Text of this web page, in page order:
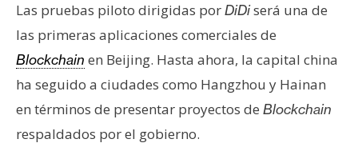
b
l
i
c
i
d
a
Las pruebas piloto dirigidas porDiDiserá una de
las primeras aplicaciones comerciales de
Blockchain en Beijing. Hasta ahora, la capital china
ha seguido a ciudades como Hangzhou y Hainan
en términos de presentar proyectos de Blockchain
respaldados por el gobierno.